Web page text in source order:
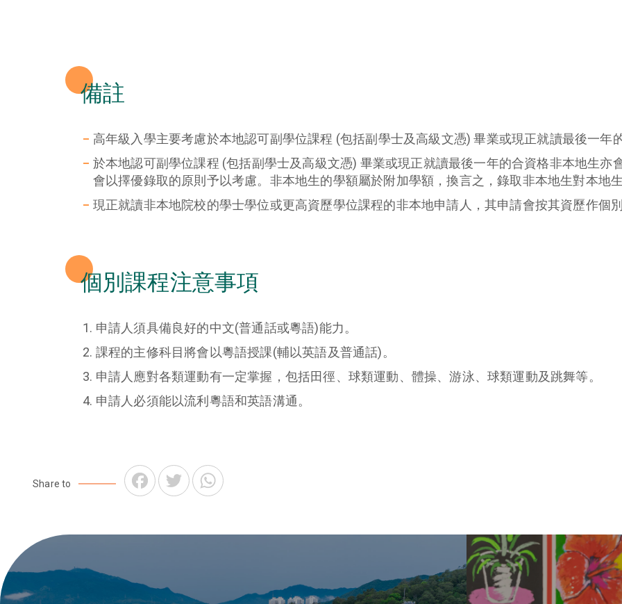
備註
高年級入學主要考慮於本地認可副學位課程 (包括副學士及高級文憑) 畢業或現正就讀最後一年
於本地認可副學位課程 (包括副學士及高級文憑) 畢業或現正就讀最後一年的合資格非本地生亦
會以擇優錄取的原則予以考慮。非本地生的學額屬於附加學額，換言之，錄取非本地生對本地
現正就讀非本地院校的學士學位或更高資歷學位課程的非本地申請人，其申請會按其資歷作個
個別課程注意事項
申請人須具備良好的中文(普通話或粵語)能力。
課程的主修科目將會以粵語授課(輔以英語及普通話)。
申請人應對各類運動有一定掌握，包括田徑、球類運動、體操、游泳、球類運動及跳舞等。
申請人必須能以流利粵語和英語溝通。
Share to
Facebook
Twitter